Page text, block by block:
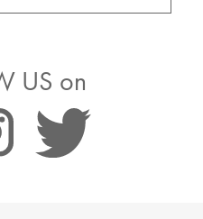
US on